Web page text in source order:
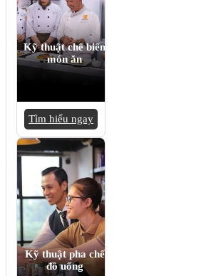
Kỹ thuật chế biến
món ăn
Tìm hiểu ngay
Kỹ thuật pha chế
đồ uống